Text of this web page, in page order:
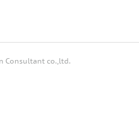
Consultant co.,ltd.